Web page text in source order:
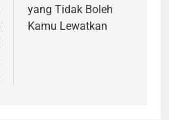
yang Tidak Boleh
Kamu Lewatkan